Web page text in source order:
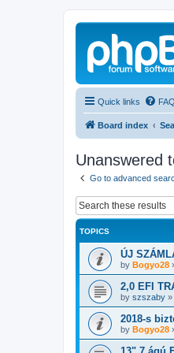
Quick links FAQ
Board index
Unanswered
Go to advanced
TOPICS
ÚJ
by Bogyo28
2,0 EFI
by szszaby »
2018-s
by Bogyo28